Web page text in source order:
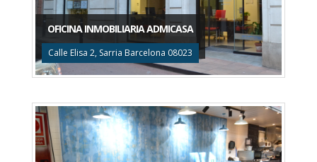
OFICINA INMOBILIARIA ADMICASA
Calle Elisa 2, Sarria Barcelona 08023